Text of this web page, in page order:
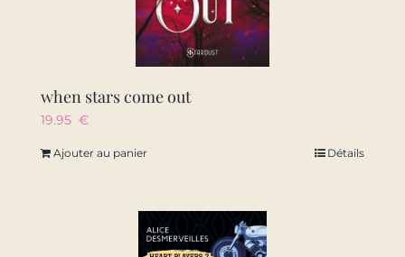
when stars come out
19.95 €
Ajouter au panier Détails